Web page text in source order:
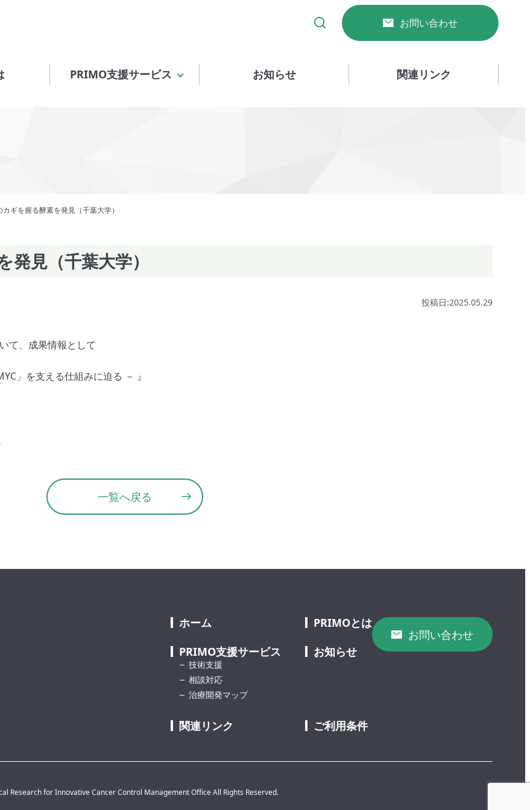
お問い合わせ
PRIMO支援サービス お知らせ 関連リンク
ギを握る酵素を発見（千葉大学）
見（千葉大学）
投稿日:2025.05.29
て、成果情報として
」を支える仕組みに迫る － 』
一覧へ戻る
ホーム
PRIMOとは
PRIMO支援サービス
技術支援
相談対応
治療開発マップ
お知らせ
関連リンク ご利用条件
お問い合わせ
Research for Innovative Cancer Control Management Office All Rights Reserved.